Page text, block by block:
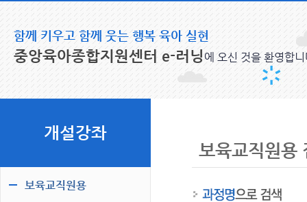
함께 키우고 함께 웃는 행복 육아 실현
중앙육아종합지원센터 e-러닝 에 오신 것을 환영합
개설강좌
보육교직원용
보육교직원용